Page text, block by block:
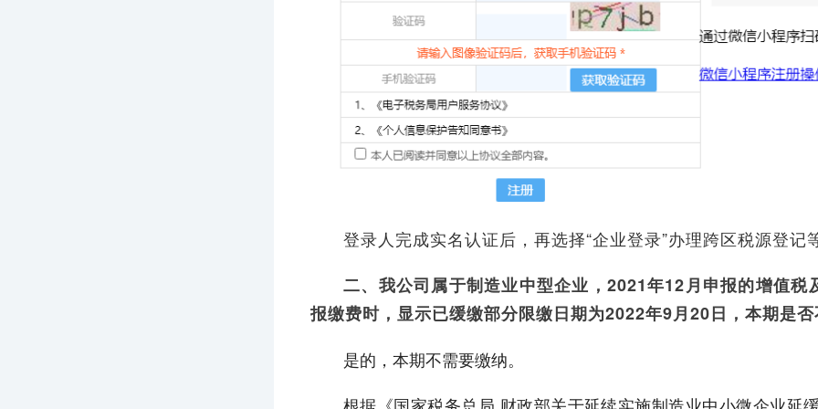
登录人完成实名认证后，再选择“企业登录”办理跨区税源登记
二、我公司属于制造业中型企业，2021年12月申报的增值
报缴费时，显示已缓缴部分限缴日期为2022年9月20日，本期是
是的，本期不需要缴纳。